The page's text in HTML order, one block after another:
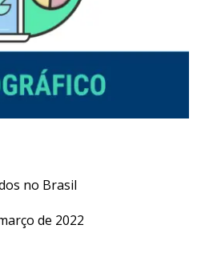
no Brasil
de 2022